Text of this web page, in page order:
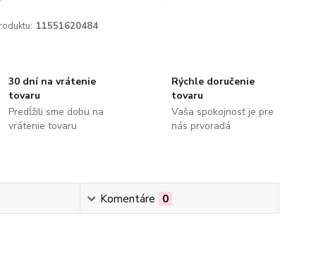
11551620484
30 dní na vrátenie
tovaru
Predĺžili sme dobu na
vrátenie tovaru
Rýchle doručenie
tovaru
Vaša spokojnosť je pre
nás prvoradá
Komentáre 0